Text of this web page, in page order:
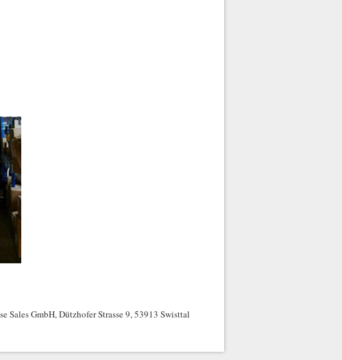
Sales GmbH, Dützhofer Strasse 9, 53913 Swisttal